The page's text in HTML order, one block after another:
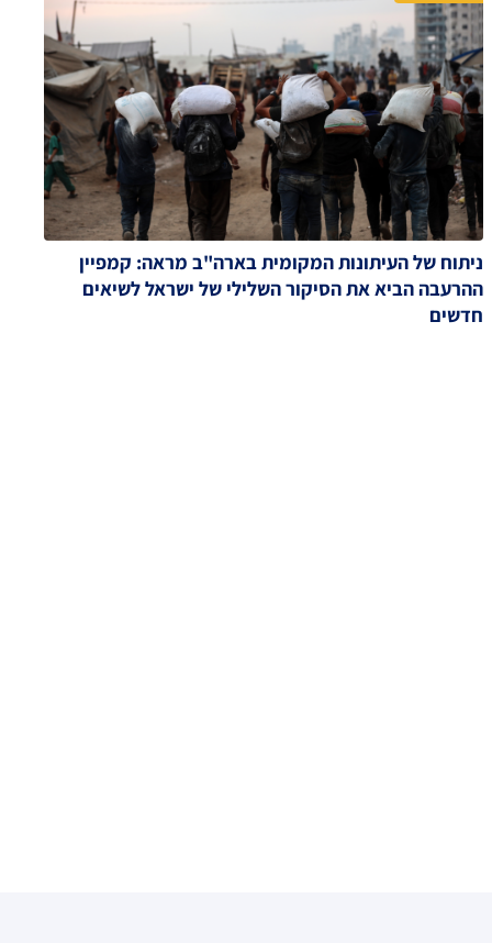
ניתוח של העיתונות המקומית בארה"ב מראה: קמפיין
ההרעבה הביא את הסיקור השלילי של ישראל לשיאים
חדשים